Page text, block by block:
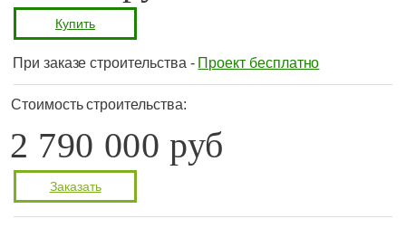
Купить
При заказе строительства - Проект бесплатно
Стоимость строительства:
2 790 000 руб
Заказать